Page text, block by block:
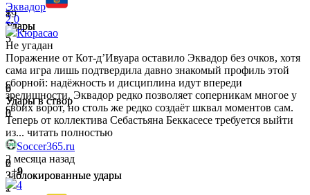
8
Удары
5
6
Удары в створ
0
0
Заблокированные удары
2
19
Удары
5
9
Удары в створ
3
2
Заблокированные удары
1
Эквадор
2 0
Кюрасао
Не угадан
Поражение от Кот-д’Ивуара оставило Эквадор без очков, хотя
сама игра лишь подтвердила давно знакомый профиль этой
сборной: надёжность и дисциплина идут впереди
зрелищности. Эквадор редко позволяет соперникам многое у
своих ворот, но столь же редко создаёт шквал моментов сам.
Теперь от коллектива Себастьяна Беккасесе требуется выйти
из... читать полностью
Soccer365.ru
2 месяца назад
+9
4